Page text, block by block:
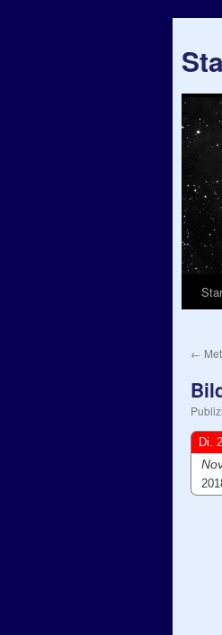
Springe
Inhalt
←
Di.